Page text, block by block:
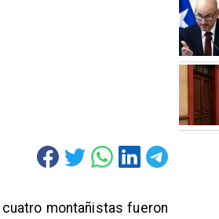
montañistas fueron